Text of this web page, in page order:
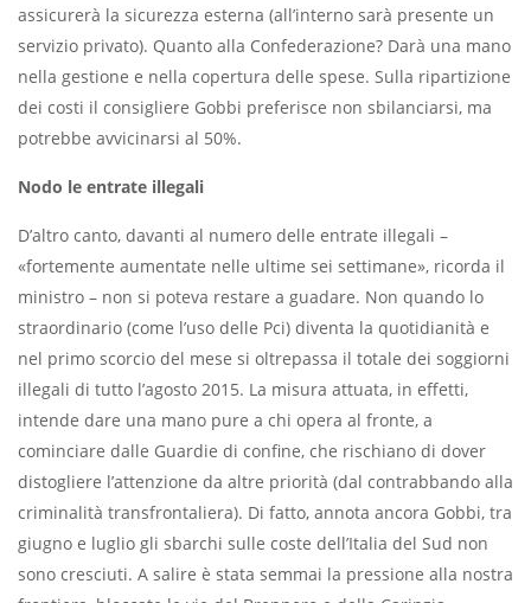
assicurerà la sicurezza esterna (all’interno sarà presente un
servizio privato). Quanto alla Confederazione? Darà una mano
nella gestione e nella copertura delle spese. Sulla ripartizione
dei costi il consigliere Gobbi preferisce non sbilanciarsi, ma
potrebbe avvicinarsi al 50%.
Nodo le entrate illegali
D’altro canto, davanti al numero delle entrate illegali –
«fortemente aumentate nelle ultime sei settimane», ricorda il
ministro – non si poteva restare a guadare. Non quando lo
straordinario (come l’uso delle Pci) diventa la quotidianità e
nel primo scorcio del mese si oltrepassa il totale dei soggiorni
illegali di tutto l’agosto 2015. La misura attuata, in effetti,
intende dare una mano pure a chi opera al fronte, a
cominciare dalle Guardie di conﬁne, che rischiano di dover
distogliere l’attenzione da altre priorità (dal contrabbando alla
criminalità transfrontaliera). Di fatto, annota ancora Gobbi, tra
giugno e luglio gli sbarchi sulle coste dell’Italia del Sud non
sono cresciuti. A salire è stata semmai la pressione alla nostra